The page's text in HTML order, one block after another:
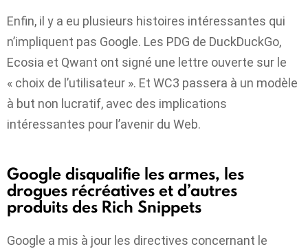
Enfin, il y a eu plusieurs histoires intéressantes qui
n’impliquent pas Google. Les PDG de DuckDuckGo,
Ecosia et Qwant ont signé une lettre ouverte sur le
« choix de l’utilisateur ». Et WC3 passera à un modèle
à but non lucratif, avec des implications
intéressantes pour l’avenir du Web.
Google disqualifie les armes, les
drogues récréatives et d’autres
produits des Rich Snippets
Google a mis à jour les directives concernant le